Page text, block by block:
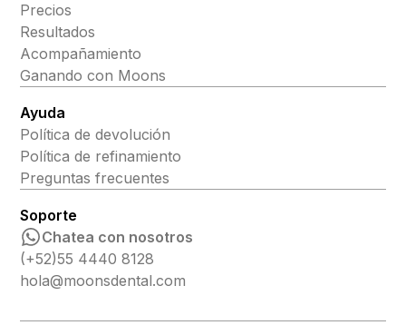
Precios
Resultados
Acompañamiento
Ganando con Moons
Ayuda
Política de devolución
Política de refinamiento
Preguntas frecuentes
Soporte
Chatea con nosotros
(+52)55 4440 8128
hola@moonsdental.com